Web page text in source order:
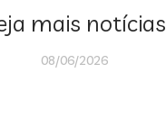
mais notícias
08/06/2026